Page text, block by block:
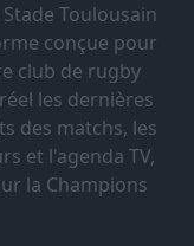
Toulousain
conçue pour
club de rugby
les dernières
des matchs, les
et l'agenda TV,
la Champions